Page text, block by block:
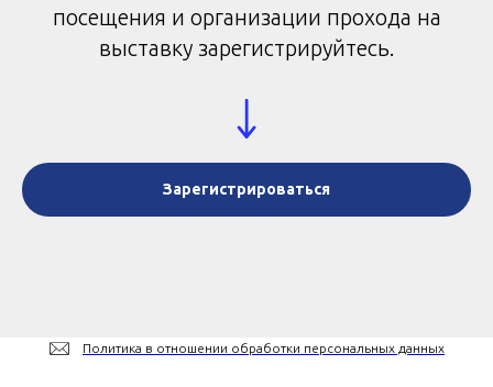
посещения и организации прохода на
выставку зарегистрируйтесь.
Зарегистрироваться
Политика в отношении обработки персональных данных